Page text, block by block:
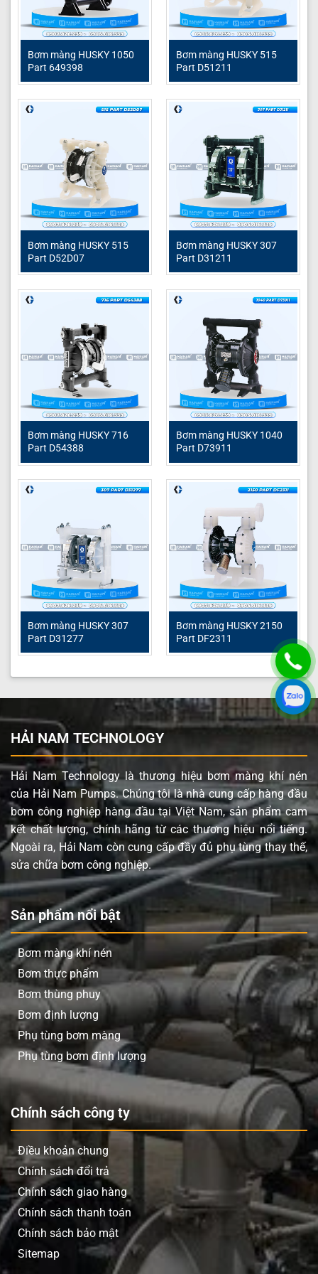
Hotline:0908.095.139 – 0907.826.239
Email:hainampumps@gmail.com
Website: Hải Nam Technology
Youtube:Hải Nam Technology Youtube
Máy bơm màng
Bơm màng Husky
Phụ tùng bơm màng
Bơm màng HUSKY 1050
Part 649398
Bơm màng HUSKY 515
Part D51211
Bơm màng HUSKY 515
Part D52D07
Bơm màng HUSKY 307
Part D31211
Bơm màng HUSKY 716
Part D54388
Bơm màng HUSKY 1040
Part D73911
Bơm màng HUSKY 307
Part D31277
Bơm màng HUSKY 2150
Part DF2311
HẢI NAM TECHNOLOGY
Hải Nam Technology là thương hiệu bơm màng khí nén
của Hải Nam Pumps. Chúng tôi là nhà cung cấp hàng đầu
bơm công nghiệp hàng đầu tại Việt Nam, sản phẩm cam
kết chất lượng, chính hãng từ các thương hiệu nổi tiếng.
Ngoài ra, Hải Nam còn cung cấp đầy đủ phụ tùng thay thế,
sửa chữa bơm công nghiệp.
Sản phẩm nổi bật
Bơm màng khí nén
Bơm thực phẩm
Bơm thùng phuy
Bơm định lượng
Phụ tùng bơm màng
Phụ tùng bơm định lượng
Chính sách công ty
Điều khoản chung
Chính sách đổi trả
Chính sách giao hàng
Chính sách thanh toán
Chính sách bảo mật
Sitemap